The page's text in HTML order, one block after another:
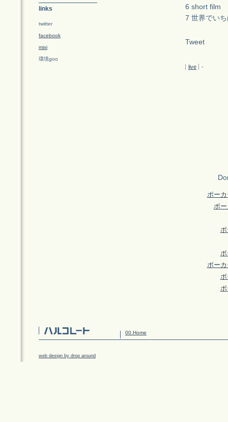
6 short film
7 世界でい
Tweet
live -
links
twitter
facebook
mixi
環境goo
ポー
ポ
ポー
00.Home
web design by drop around